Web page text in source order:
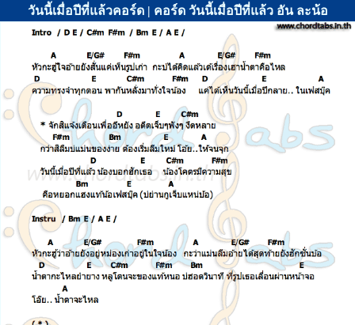
วันนี้เมื่อปีที่แล้วคอร์ด | คอร์ด วันนี้เมื่อปีที่แล้ว อัน ละน้อ